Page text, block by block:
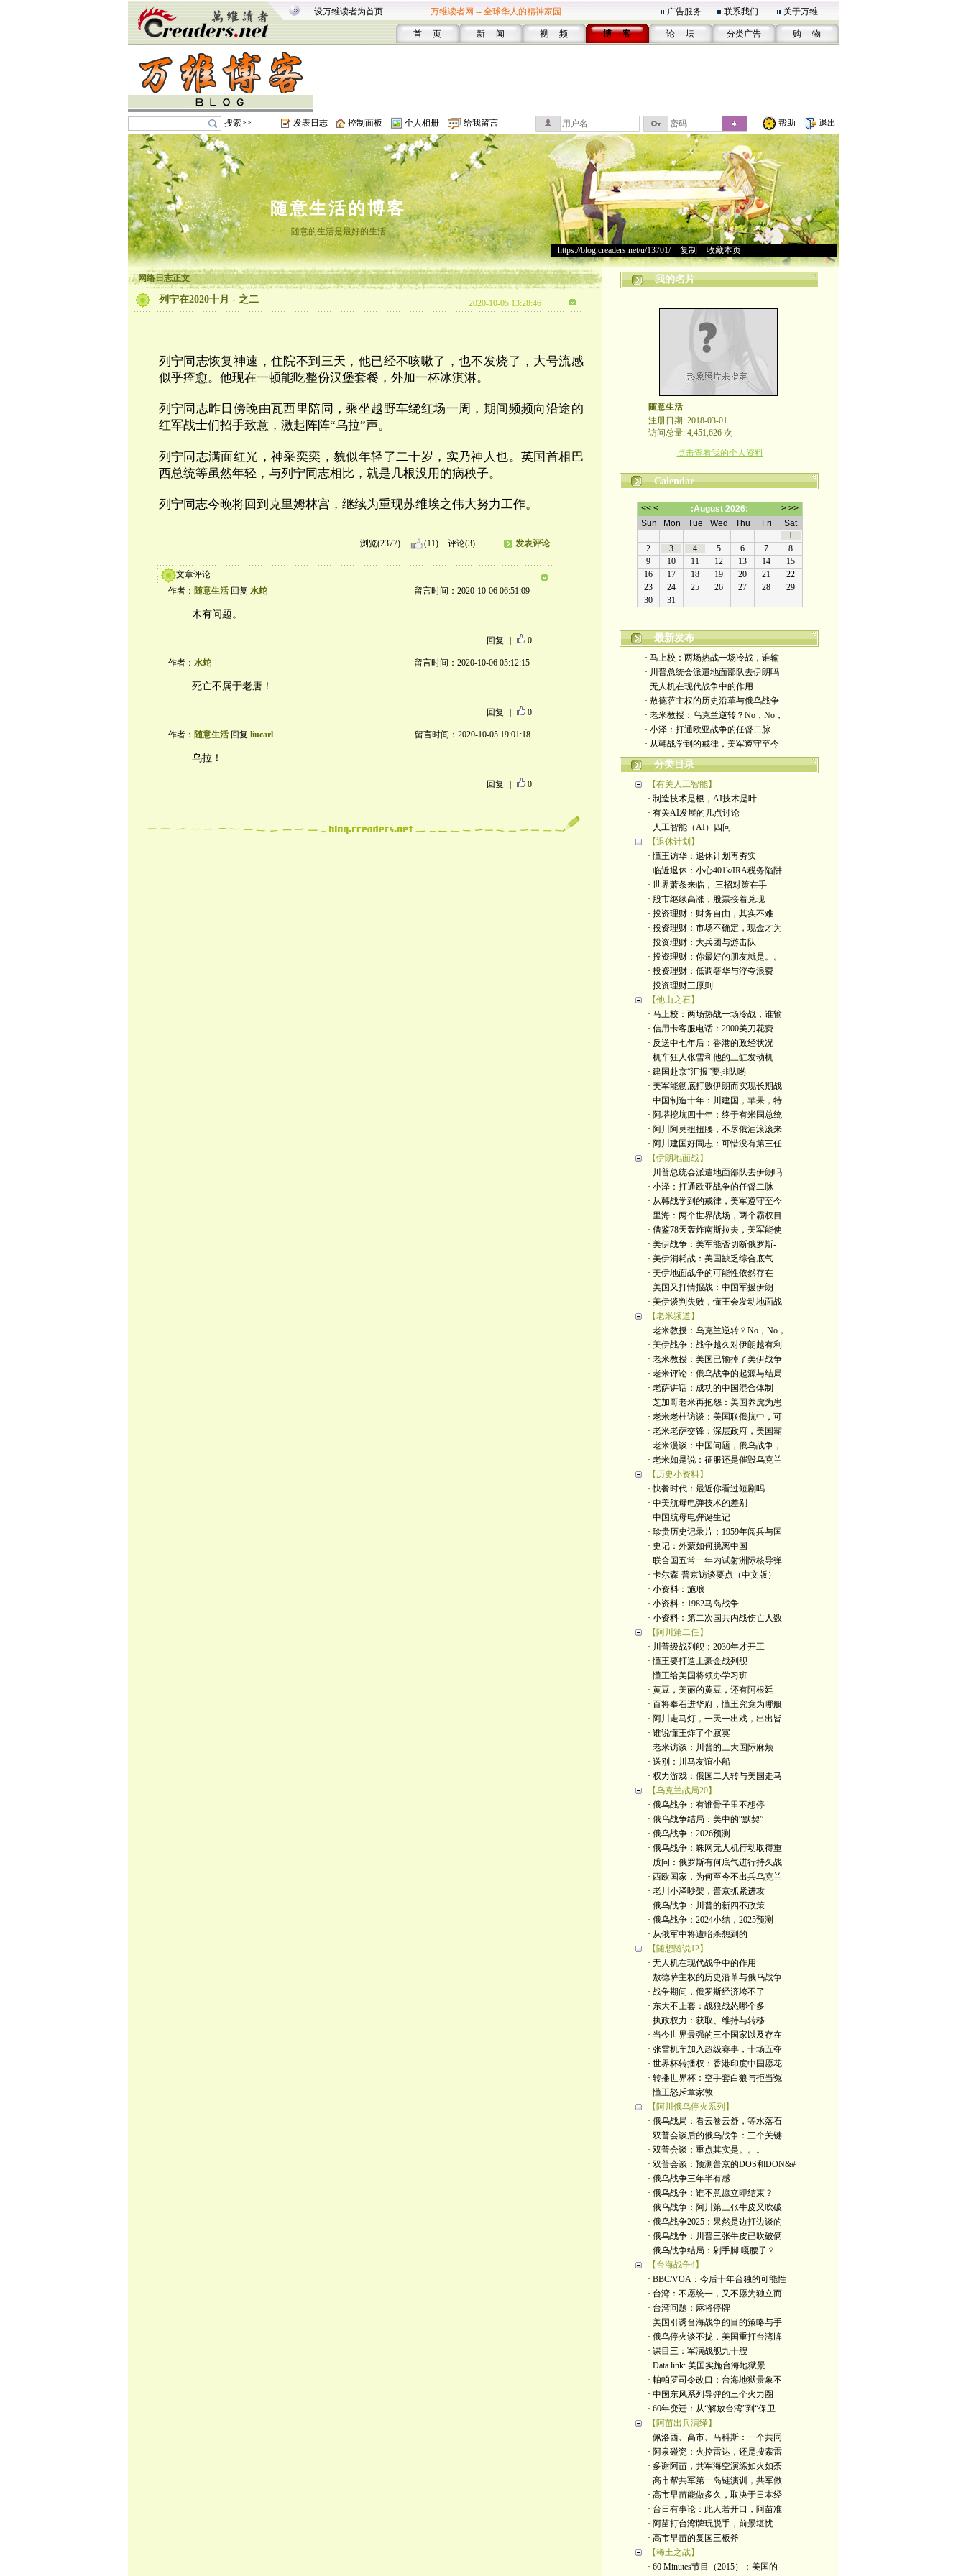
设万维读者为首页 万维读者网 -- 全球华人的精神家园 广告服务 联系我们 关于万维
首 页 新 闻 视 频 博 客 论 坛 分类广告 购 物
搜索>> 发表日志 控制面板 个人相册 给我留言 帮助 退出
随意生活的博客
随意的生活是最好的生活
https://blog.creaders.net/u/13701/> 复制 收藏本页
网络日志正文
列宁在2020十月 - 之二 2020-10-05 13:28:46
列宁同志恢复神速，住院不到三天，他已经不咳嗽了，也不发烧了，大号流感
似乎痊愈。他现在一顿能吃整份汉堡套餐，外加一杯冰淇淋。
列宁同志昨日傍晚由瓦西里陪同，乘坐越野车绕红场一周，期间频频向沿途的
红军战士们招手致意，激起阵阵“乌拉”声。
列宁同志满面红光，神采奕奕，貌似年轻了二十岁，实乃神人也。英国首相巴
西总统等虽然年轻，与列宁同志相比，就是几根没用的病秧子。
列宁同志今晚将回到克里姆林宫，继续为重现苏维埃之伟大努力工作。
浏览(2377) (11) 评论(3) 发表评论
文章评论
作者： 随意生活回复 水蛇 留言时间：2020-10-06 06:51:09
木有问题。
回复 0
作者： 水蛇 留言时间：2020-10-06 05:12:15
死亡不属于老唐！
回复 0
作者： 随意生活回复 liucarl 留言时间：2020-10-05 19:01:18
乌拉！
回复 0
我的名片
随意生活
注册日期: 2018-03-01
访问总量: 4,451,626 次
点击查看我的个人资料
Calendar
最新发布
· 马上校：两场热战一场冷战，谁输
· 川普总统会派遣地面部队去伊朗吗
· 无人机在现代战争中的作用
· 敖德萨主权的历史沿革与俄乌战争
· 老米教授：乌克兰逆转？No，No，
· 小泽：打通欧亚战争的任督二脉
· 从韩战学到的戒律，美军遵守至今
分类目录
【有关人工智能】
· 制造技术是根，AI技术是叶
· 有关AI发展的几点讨论
· 人工智能（AI）四问
【退休计划】
· 懂王访华：退休计划再夯实
· 临近退休：小心401k/IRA税务陷阱
· 世界萧条来临， 三招对策在手
· 股市继续高涨，股票接着兑现
· 投资理财：财务自由，其实不难
· 投资理财：市场不确定，现金才为
· 投资理财：大兵团与游击队
· 投资理财：你最好的朋友就是。。
· 投资理财：低调奢华与浮夸浪费
· 投资理财三原则
【他山之石】
· 马上校：两场热战一场冷战，谁输
· 信用卡客服电话：2900美刀花费
· 反送中七年后：香港的政经状况
· 机车狂人张雪和他的三缸发动机
· 建国赴京“汇报”要排队哟
· 美军能彻底打败伊朗而实现长期战
· 中国制造十年：川建国，苹果，特
· 阿塔挖坑四十年：终于有米国总统
· 阿川阿莫扭扭腰，不尽俄油滚滚来
· 阿川建国好同志：可惜没有第三任
【伊朗地面战】
· 川普总统会派遣地面部队去伊朗吗
· 小泽：打通欧亚战争的任督二脉
· 从韩战学到的戒律，美军遵守至今
· 里海：两个世界战场，两个霸权目
· 借鉴78天轰炸南斯拉夫，美军能使
· 美伊战争：美军能否切断俄罗斯-
· 美伊消耗战：美国缺乏综合底气
· 美伊地面战争的可能性依然存在
· 美国又打情报战：中国军援伊朗
· 美伊谈判失败，懂王会发动地面战
【老米频道】
· 老米教授：乌克兰逆转？No，No，
· 美伊战争：战争越久对伊朗越有利
· 老米教授：美国已输掉了美伊战争
· 老米评论：俄乌战争的起源与结局
· 老萨讲话：成功的中国混合体制
· 芝加哥老米再抱怨：美国养虎为患
· 老米老杜访谈：美国联俄抗中，可
· 老米老萨交锋：深层政府，美国霸
· 老米漫谈：中国问题，俄乌战争，
· 老米如是说：征服还是催毁乌克兰
【历史小资料】
· 快餐时代：最近你看过短剧吗
· 中美航母电弹技术的差别
· 中国航母电弹诞生记
· 珍贵历史记录片：1959年阅兵与国
· 史记：外蒙如何脱离中国
· 联合国五常一年内试射洲际核导弹
· 卡尔森-普京访谈要点（中文版）
· 小资料：施琅
· 小资料：1982马岛战争
· 小资料：第二次国共内战伤亡人数
【阿川第二任】
· 川普级战列舰：2030年才开工
· 懂王要打造土豪金战列舰
· 懂王给美国将领办学习班
· 黄豆，美丽的黄豆，还有阿根廷
· 百将奉召进华府，懂王究竟为哪般
· 阿川走马灯，一天一出戏，出出皆
· 谁说懂王炸了个寂寞
· 老米访谈：川普的三大国际麻烦
· 送别：川马友谊小船
· 权力游戏：俄国二人转与美国走马
【乌克兰战局20】
· 俄乌战争：有谁骨子里不想停
· 俄乌战争结局：美中的“默契”
· 俄乌战争：2026预测
· 俄乌战争：蛛网无人机行动取得重
· 质问：俄罗斯有何底气进行持久战
· 西欧国家，为何至今不出兵乌克兰
· 老川小泽吵架，普京抓紧进攻
· 俄乌战争：川普的新四不政策
· 俄乌战争：2024小结，2025预测
· 从俄军中将遭暗杀想到的
【随想随说12】
· 无人机在现代战争中的作用
· 敖德萨主权的历史沿革与俄乌战争
· 战争期间，俄罗斯经济垮不了
· 东大不上套：战狼战怂哪个多
· 执政权力：获取、维持与转移
· 当今世界最强的三个国家以及存在
· 张雪机车加入超级赛事，十场五夺
· 世界杯转播权：香港印度中国愿花
· 转播世界杯：空手套白狼与拒当冤
· 懂王怒斥章家敦
【阿川俄乌停火系列】
· 俄乌战局：看云卷云舒，等水落石
· 双普会谈后的俄乌战争：三个关键
· 双普会谈：重点其实是。。。
· 双普会谈：预测普京的DOS和DON&#
· 俄乌战争三年半有感
· 俄乌战争：谁不意愿立即结束？
· 俄乌战争：阿川第三张牛皮又吹破
· 俄乌战争2025：果然是边打边谈的
· 俄乌战争：川普三张牛皮已吹破俩
· 俄乌战争结局：剁手脚 嘎腰子？
【台海战争4】
· BBC/VOA：今后十年台独的可能性
· 台湾：不愿统一，又不愿为独立而
· 台湾问题：麻将停牌
· 美国引诱台海战争的目的策略与手
· 俄乌停火谈不拢，美国重打台湾牌
· 课目三：军演战舰九十艘
· Data link: 美国实施台海地狱景
· 帕帕罗司令改口：台海地狱景象不
· 中国东风系列导弹的三个火力圈
· 60年变迁：从“解放台湾”到“保卫
【阿苗出兵演绎】
· 佩洛西、高市、马科斯：一个共同
· 阿泉碰瓷：火控雷达，还是搜索雷
· 多谢阿苗，共军海空演练如火如荼
· 高市帮共军第一岛链演训，共军做
· 高市早苗能做多久，取决于日本经
· 台日有事论：此人若开口，阿苗准
· 阿苗打台湾牌玩脱手，前景堪忧
· 高市早苗的复国三板斧
【稀土之战】
· 60 Minutes节目（2015）：美国的